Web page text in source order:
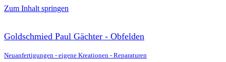
Zum Inhalt springen
Goldschmied Paul Gächter - Obfelden
Neuanfertigungen - eigene Kreationen - Reparaturen